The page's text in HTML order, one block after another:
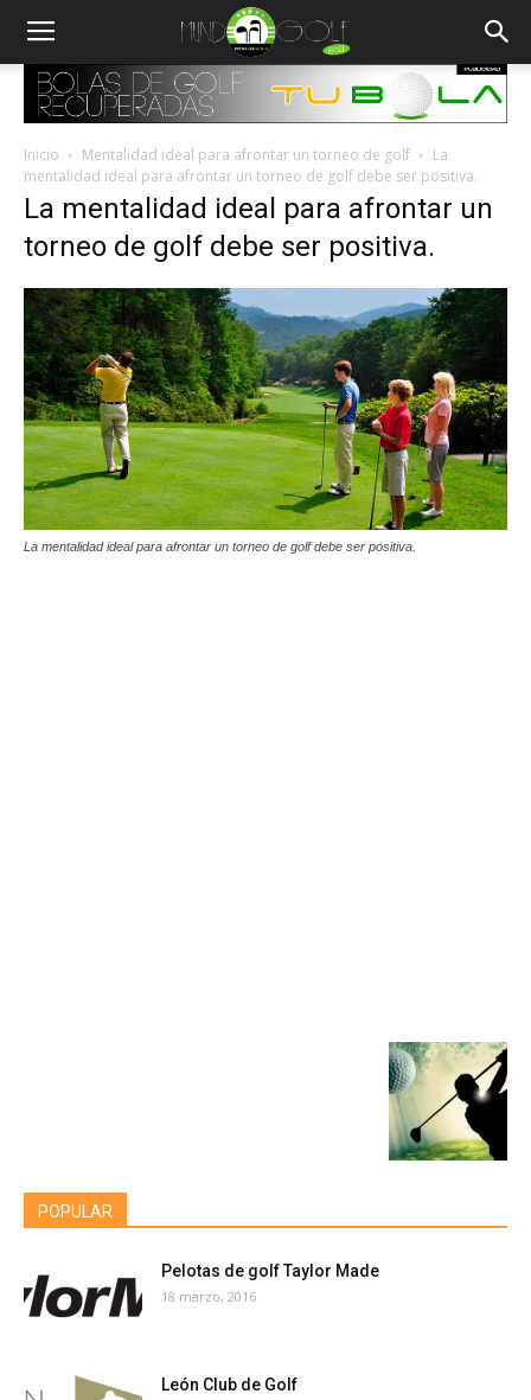
Inicio Mentalidad ideal para afrontar un torneo de golf
La
mentalidad ideal para afrontar un torneo de golf debe ser positiva.
La mentalidad ideal para afrontar un
torneo de golf debe ser positiva.
La mentalidad ideal para afrontar un torneo de golf debe ser positiva.
POPULAR
Pelotas de golf Taylor Made
18 marzo, 2016
León Club de Golf